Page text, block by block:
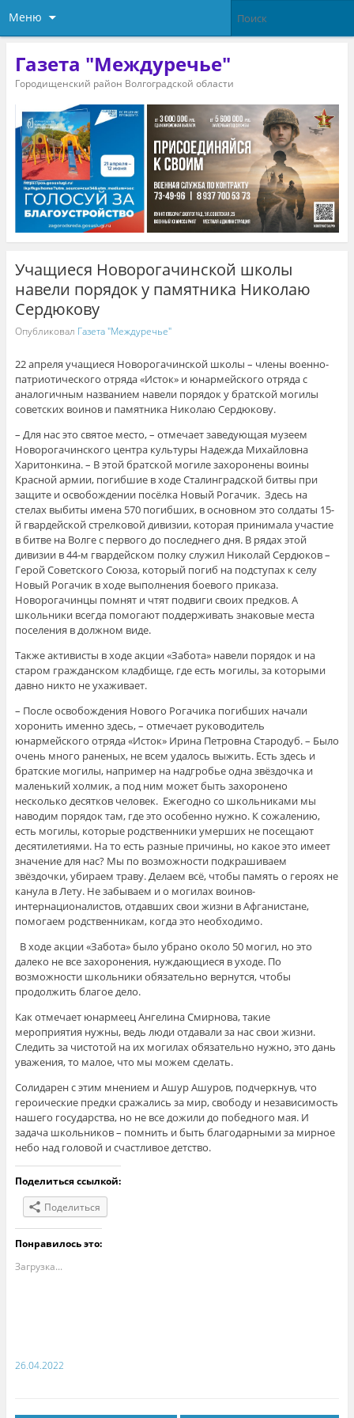
Меню
Газета "Междуречье"
Городищенский район Волгоградской области
Учащиеся Новорогачинской школы
навели порядок у памятника Николаю
Сердюкову
Опубликовал Газета "Междуречье"
22 апреля учащиеся Новорогачинской школы – члены военно-
патриотического отряда «Исток» и юнармейского отряда с
аналогичным названием навели порядок у братской могилы
советских воинов и памятника Николаю Сердюкову.
– Для нас это святое место, – отмечает заведующая музеем
Новорогачинского центра культуры Надежда Михайловна
Харитонкина. – В этой братской могиле захоронены воины
Красной армии, погибшие в ходе Сталинградской битвы при
защите и освобождении посёлка Новый Рогачик. Здесь на
стелах выбиты имена 570 погибших, в основном это солдаты 15-
й гвардейской стрелковой дивизии, которая принимала участие
в битве на Волге с первого до последнего дня. В рядах этой
дивизии в 44-м гвардейском полку служил Николай Сердюков –
Герой Советского Союза, который погиб на подступах к селу
Новый Рогачик в ходе выполнения боевого приказа.
Новорогачинцы помнят и чтят подвиги своих предков. А
школьники всегда помогают поддерживать знаковые места
поселения в должном виде.
Также активисты в ходе акции «Забота» навели порядок и на
старом гражданском кладбище, где есть могилы, за которыми
давно никто не ухаживает.
– После освобождения Нового Рогачика погибших начали
хоронить именно здесь, – отмечает руководитель
юнармейского отряда «Исток» Ирина Петровна Стародуб. – Было
очень много раненых, не всем удалось выжить. Есть здесь и
братские могилы, например на надгробье одна звёздочка и
маленький холмик, а под ним может быть захоронено
несколько десятков человек. Ежегодно со школьниками мы
наводим порядок там, где это особенно нужно. К сожалению,
есть могилы, которые родственники умерших не посещают
десятилетиями. На то есть разные причины, но какое это имеет
значение для нас? Мы по возможности подкрашиваем
звёздочки, убираем траву. Делаем всё, чтобы память о героях не
канула в Лету. Не забываем и о могилах воинов-
интернационалистов, отдавших свои жизни в Афганистане,
помогаем родственникам, когда это необходимо.
В ходе акции «Забота» было убрано около 50 могил, но это
далеко не все захоронения, нуждающиеся в уходе. По
возможности школьники обязательно вернутся, чтобы
продолжить благое дело.
Как отмечает юнармеец Ангелина Смирнова, такие
мероприятия нужны, ведь люди отдавали за нас свои жизни.
Следить за чистотой на их могилах обязательно нужно, это дань
уважения, то малое, что мы можем сделать.
Солидарен с этим мнением и Ашур Ашуров, подчеркнув, что
героические предки сражались за мир, свободу и независимость
нашего государства, но не все дожили до победного мая. И
задача школьников – помнить и быть благодарными за мирное
небо над головой и счастливое детство.
Поделиться ссылкой:
Поделиться
Понравилось это:
Загрузка...
26.04.2022